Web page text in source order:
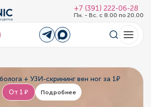
+7 (391) 222-06-28
Пн. - Вс. с 8.00 по 20.00
+ УЗИ-скрининг вен ног за 1₽
От 1 ₽ Подробнее